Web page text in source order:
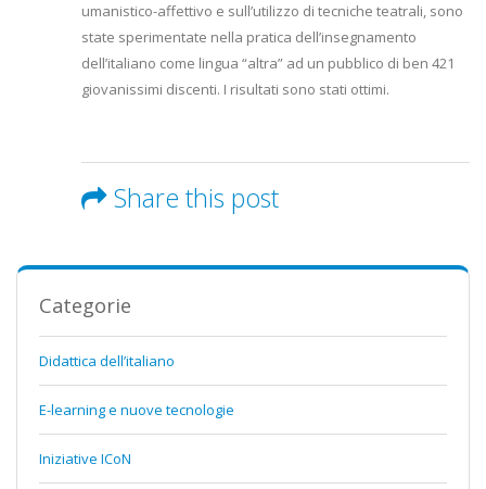
umanistico-affettivo e sull’utilizzo di tecniche teatrali, sono
state sperimentate nella pratica dell’insegnamento
dell’italiano come lingua “altra” ad un pubblico di ben 421
giovanissimi discenti. I risultati sono stati ottimi.
Share this post
Categorie
Didattica dell’italiano
E-learning e nuove tecnologie
Iniziative ICoN